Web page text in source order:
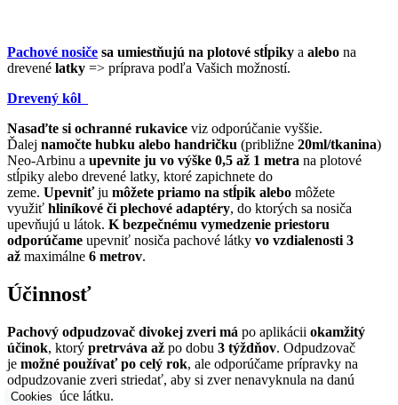
Pachové nosiče sa umiestňujú na plotové stĺpiky a alebo na
drevené latky => príprava podľa Vašich možností.
Drevený kôl
Nasaďte si ochranné rukavice viz odporúčanie vyššie.
Ďalej namočte hubku alebo handričku (približne 20ml/tkanina)
Neo-Arbinu a upevnite ju vo výške 0,5 až 1 metra na plotové
stĺpiky alebo drevené latky, ktoré zapichnete do
zeme. Upevniťju môžete priamo na stĺpik alebo môžete
využiť hliníkové či plechové adaptéry, do ktorých sa nosiča
upevňujú u látok. K bezpečnému vymedzenie priestoru
odporúčame upevniť nosiča pachové látky vo vzdialenosti 3
až maximálne 6 metrov.
Účinnosť
Pachový odpudzovač divokej zveri má po aplikácii okamžitý
účinok, ktorý pretrváva až po dobu 3 týždňov. Odpudzovač
je možné používať po celý rok, ale odporúčame prípravky na
odpudzovanie zveri striedať, aby si zver nenavyknula na danú
odpudzujúce látku.
Cookies